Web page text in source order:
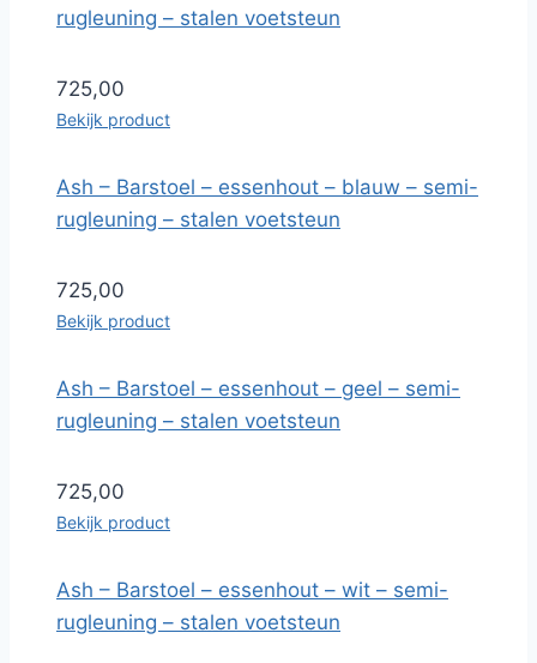
rugleuning – stalen voetsteun
725,00
Bekijk product
Ash – Barstoel – essenhout – blauw – semi-
rugleuning – stalen voetsteun
725,00
Bekijk product
Ash – Barstoel – essenhout – geel – semi-
rugleuning – stalen voetsteun
725,00
Bekijk product
Ash – Barstoel – essenhout – wit – semi-
rugleuning – stalen voetsteun